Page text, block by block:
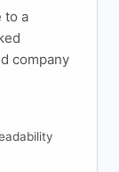
to a
company